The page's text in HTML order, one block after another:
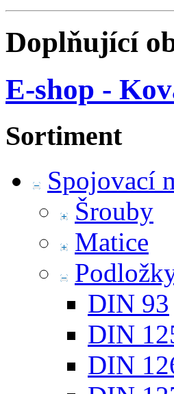
Doplňující
E-shop -
Sortiment
Spojovací
Šrouby
Matice
DIN 93
DIN
DIN